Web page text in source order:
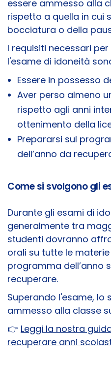
essere ammesso alla
rispetto a quella in cui
bocciatura o della
I requisiti necessari
l'esame di idoneità
Essere in possesso
Aver perso almeno
rispetto agli anni
ottenimento della
Prepararsi sul
dell’anno da
Come si svolgono gli
Durante gli esami di
generalmente tra
studenti dovranno
orali su tutte le
programma dell’anno
recuperare.
Superando l'esame, lo
ammesso alla classe
👉​ Leggi la nostra
recuperare anni